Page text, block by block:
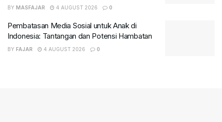
BY MASFAJAR 4 AUGUST 2026 0
Pembatasan Media Sosial untuk Anak di
Indonesia: Tantangan dan Potensi Hambatan
BY FAJAR 4 AUGUST 2026 0